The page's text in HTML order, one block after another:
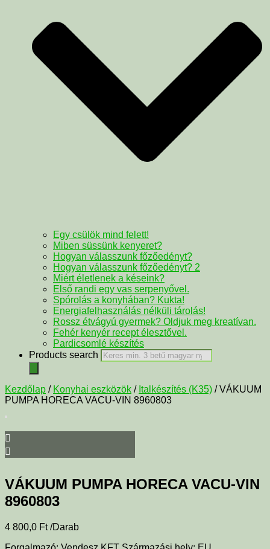
Egy csülök mind felett!
Miben süssünk kenyeret?
Hogyan válasszunk főzőedényt?
Hogyan válasszunk főzőedényt? 2
Miért életlenek a késeink?
Első randi egy vas serpenyővel.
Spórolás a konyhában? Kukta!
Energiafelhasználás nélküli tárolás!
Rossz étvágyú gyermek? Oldjuk meg kreatívan.
Fehér kenyér recept élesztővel.
Pardicsomlé készítés
Products search
Kezdőlap / Konyhai eszközök / Italkészítés (K35) / VÁKUUM
PUMPA HORECA VACU-VIN 8960803
VÁKUUM PUMPA HORECA VACU-VIN
8960803
4 800,0 Ft /Darab